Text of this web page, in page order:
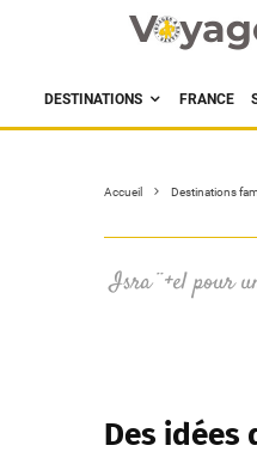
DESTINATIONS FRANCE
Accueil Destinations
Isra¨+el pour
Des idées